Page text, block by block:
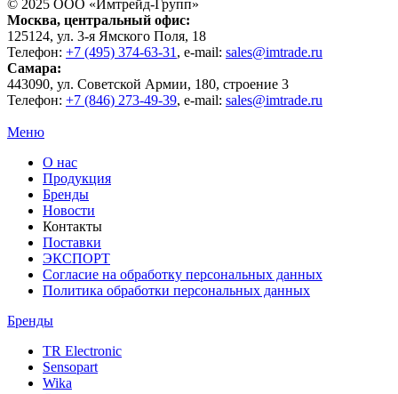
© 2025 ООО «Имтрейд-Групп»
Москва, центральный офис:
125124, ул. 3-я Ямского Поля, 18
Телефон: +7 (495) 374-63-31 , e-mail: sales@imtrade.ru
Самара:
443090, ул. Советской Армии, 180, строение 3
Телефон: +7 (846) 273-49-39, e-mail: sales@imtrade.ru
Меню
О нас
Продукция
Бренды
Новости
Контакты
Поставки
ЭКСПОРТ
Согласие на обработку персональных данных
Политика обработки персональных данных
Бренды
TR Electronic
Sensopart
Wika